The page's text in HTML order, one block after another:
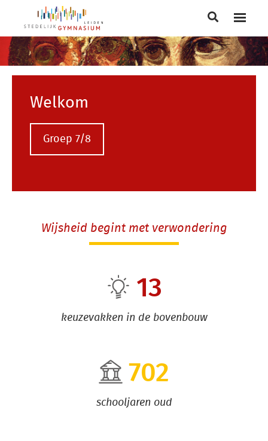
Main
navigation
Welkom
Groep 7/8
Wijsheid begint met verwondering
13
keuzevakken in de bovenbouw
702
schooljaren oud